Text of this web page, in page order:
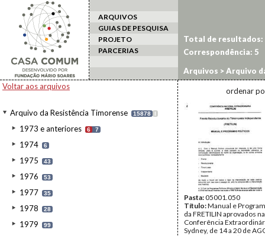
ARQUIVOS
GUIAS DE PESQUISA
PROJETO
PARCERIAS
Voltar aos arquivos
Arquivo da Resistência Timorense 15878 I
1973 e anteriores 6 7
1974 6
1975 43
1976 53
1977 35
1978 28
1979 99
Total de resultados:
Correspondência: 5
Arquivos >Arquivo
ordenar
Pasta:05001.050
Título:Manual e
da FRETILIN aprovados na
Conferência
Sydney, de 14 a 20 de